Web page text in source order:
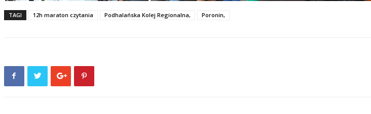
TAGI 12h maraton czytania Podhalańska Kolej Regionalna, Poronin,